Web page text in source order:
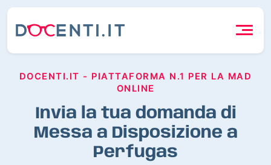
DOCENTI.IT - PIATTAFORMA N.1 PER LA MAD
ONLINE
Invia la tua domanda di
Messa a Disposizione a
Perfugas